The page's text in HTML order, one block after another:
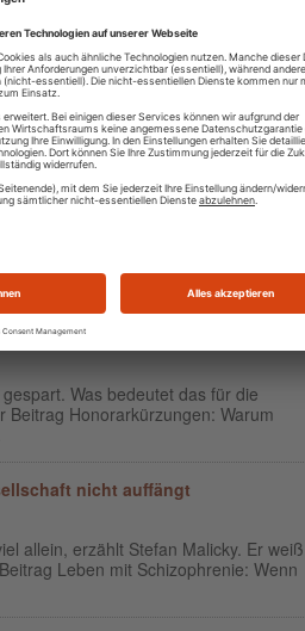
warum fühlt es sich dann so
Angry Woman Character erschien
die Psyche beeinflusst
Sabrina Leal Garcia.
jetzt aufhören
Was bedeutet das für die
Beitrag Honorarkürzungen: Warum
nicht auffängt
allein, erzählt Stefan Malicky. Er weiß
Leben mit Schizophrenie: Wenn